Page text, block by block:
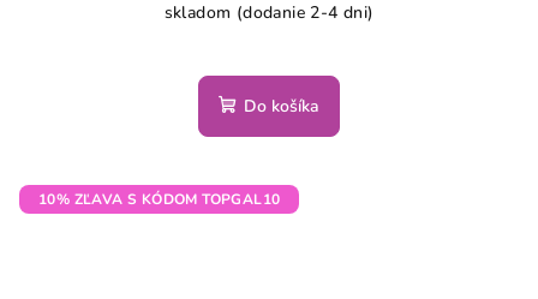
skladom (dodanie 2-4 dni)
Do košíka
10% ZĽAVA S KÓDOM TOPGAL10